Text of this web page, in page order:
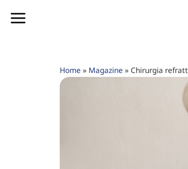
Home » Magazine » Chirurgia